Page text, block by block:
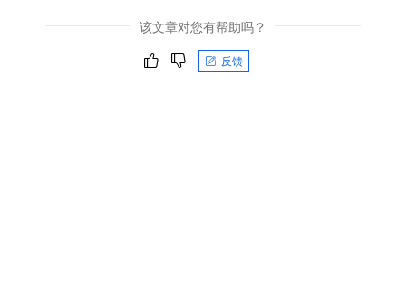
该文章对您有帮助吗？
反馈